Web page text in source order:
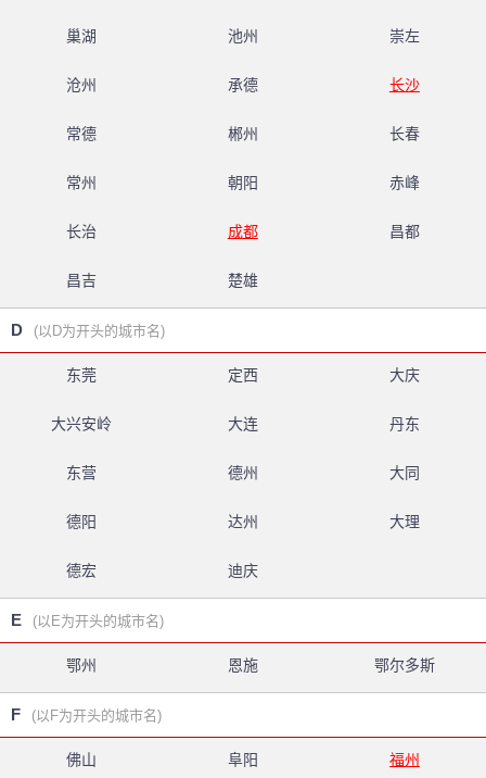
巢湖 池州 崇左
沧州 承德 长沙
常德 郴州 长春
常州 朝阳 赤峰
长治 成都 昌都
昌吉 楚雄
D (以D为开头的城市名)
东莞 定西 大庆
大兴安岭 大连 丹东
东营 德州 大同
德阳 达州 大理
德宏 迪庆
E (以E为开头的城市名)
鄂州 恩施 鄂尔多斯
F (以F为开头的城市名)
佛山 阜阳 福州